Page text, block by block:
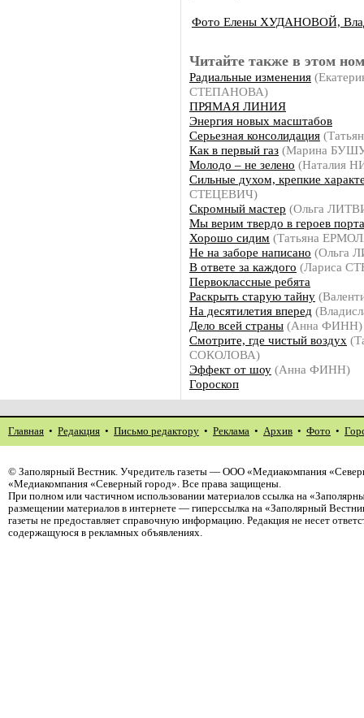
Фото Елены ХУДАНОВОЙ,
Читайте также в этом
Радиальные изменения
СТЕПАНОВА)
ПРЯМАЯ ЛИНИЯ
Энергия новых масштабов
Серьезная консолидация
Как в первый газ (Марина
Молодо – не зелено (Наталия
Сильные духом, крепкие
СТЕЦЕВИЧ)
Скромный мастер (Ольга
Мы верим твердо в героев порта
Хорошо сидим (Татьяна
Не на заборе написано (Ольга
В ответе за каждого (Лариса
Первоклассные ребята
Раскрыть старую тайну
На десятилетия вперед
Дело всей страны (Анна ФИНН)
Смотрите, где чистый воздух
СОКОЛОВА)
Эффект от шоу (Анна ФИНН)
Гороскоп
Главная • Редакция • Письмо редактору • Реклама • Архив • Фото •
© Заполярный Вестник. Учредитель газеты — ООО «Медиакомпания
«Медиакомпания «Северный город». Все права защищены.
При полном или частичном использовании материалов ссылка на
размещении материалов в интернете — гиперссылка на «Заполярный
газеты не предоставляет справочную информацию. Редакция не несет
содержащуюся в рекламных объявлениях.